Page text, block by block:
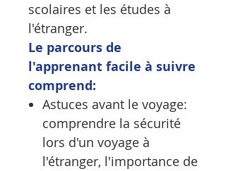
scolaires et les études à
l'étranger.
Le parcours de
l'apprenant facile à suivre
comprend:
Astuces avant le voyage:
comprendre la sécurité
lors d'un voyage à
l'étranger, l'importance de